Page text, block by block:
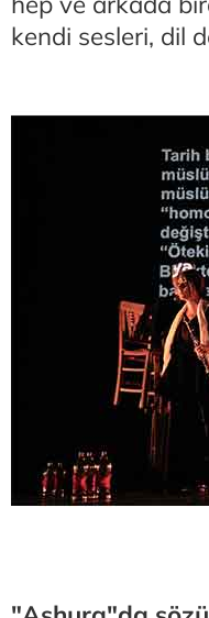
kendi sesleri, dil